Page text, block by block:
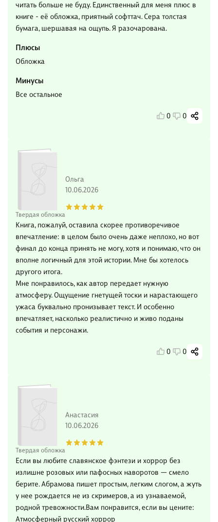
читать больше не буду. Единственный для меня плюс в
книге - её обложка, приятный софттач. Сера толстая
бумага, шершавая на ощупь. Я разочарована.
Плюсы
Обложка
Минусы
Все остальное
0 0
Твердая обложка
Ольга
10.06.2026
Книга, пожалуй, оставила скорее противоречивое
впечатление: в целом было очень даже неплохо, но вот
финал до конца принять не могу, хотя и понимаю, что он
вполне логичный для этой истории. Мне бы хотелось
другого итога.
Мне понравилось, как автор передает нужную
атмосферу. Ощущение гнетущей тоски и нарастающего
ужаса буквально пронизывает текст. И особенно
впечатляет, насколько реалистично и живо поданы
события и персонажи.
0 0
Твердая обложка
Анастасия
10.06.2026
Если вы любите славянское фэнтези и хоррор без
излишне розовых или пафосных наворотов — смело
берите. Абрамова пишет простым, легким слогом, а жуть
у нее рождается не из скримеров, а из узнаваемой,
родной тревожности.Вам понравится, если вы цените:
Атмосферный русский хоррор